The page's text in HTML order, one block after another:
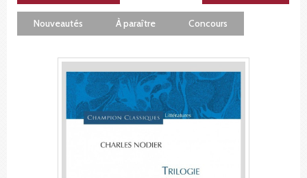
Nouveautés À paraître Concours